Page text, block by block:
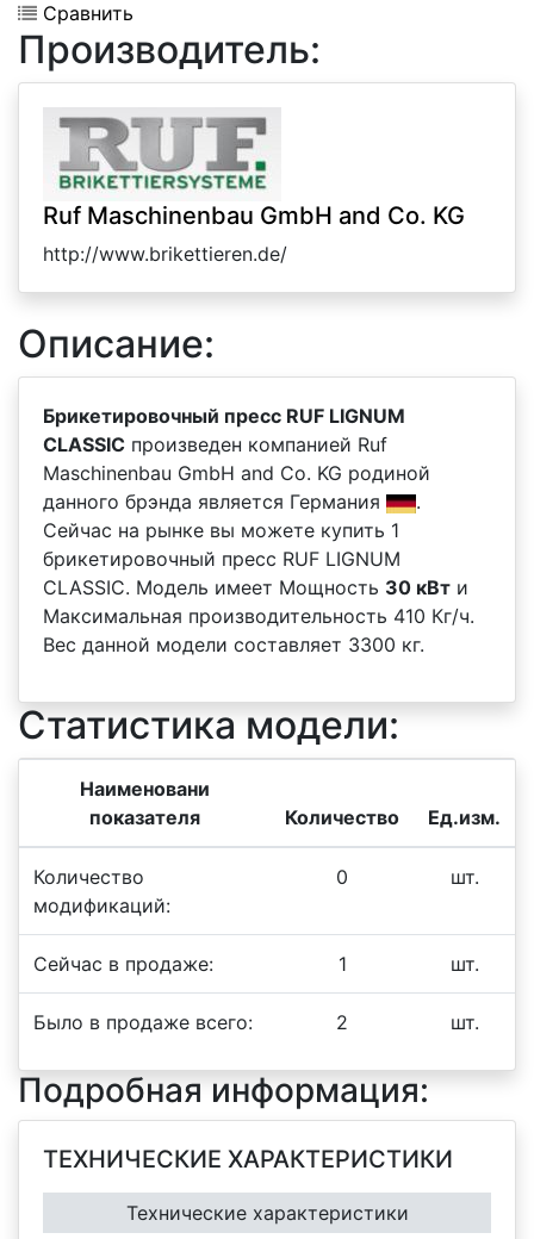
Сравнить
Производитель:
Ruf Maschinenbau GmbH and Co. KG
http://www.brikettieren.de/
Описание:
Брикетировочный пресс RUF LIGNUM
CLASSIC произведен компанией Ruf
Maschinenbau GmbH and Co. KG родиной
данного брэнда является Германия
.
Сейчас на рынке вы можете купить 1
брикетировочный пресс RUF LIGNUM
CLASSIC. Модель имеет Мощность 30 кВт и
Максимальная производительность 410 Кг/ч.
Вес данной модели составляет 3300 кг.
Статистика модели:
Наименовани
показателя
Количество Ед.изм.
Количество
модификаций:
0 шт.
Сейчас в продаже: 1 шт.
Было в продаже всего: 2 шт.
Подробная информация:
ТЕХНИЧЕСКИЕ ХАРАКТЕРИСТИКИ
Технические характеристики